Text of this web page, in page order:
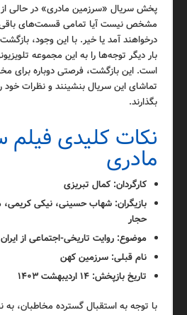
پخش سریال «سرزمین مادری» در حالی
مشخص نیست آیا تمامی قسمت‌های
درخواهند آمد یا خیر. با این وجود،
بار دیگر توجه‌ها را به این مجموعه
است. این بازگشت، فرصتی دوباره برای
تماشای این سریال بنشینند و نظرات خود
بگذارند.
نکات کلیدی فیلم
مادری
کارگردان: کمال تبریزی
بازیگران: شهاب حسینی، نیکی کریمی،
حجار
موضوع: روایت تاریخی-اجتماعی از
نام قبلی: سرزمین کهن
تاریخ بازپخش: ۱۴ اردیبهشت ۱۴۰۳
با توجه به استقبال گسترده مخاطبان،